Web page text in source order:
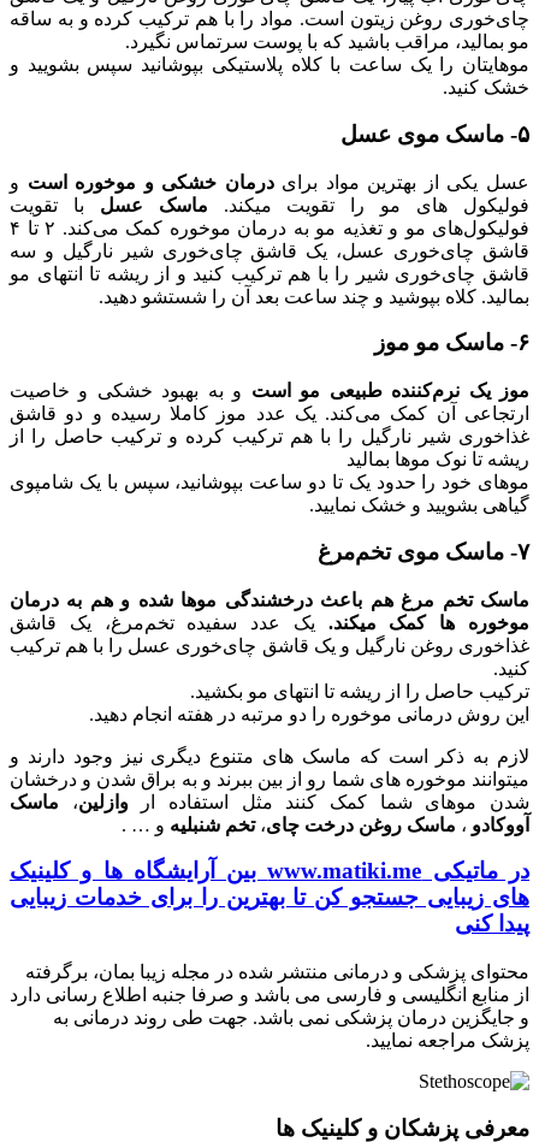
چای‌خوری روغن‌ زیتون است. مواد را با هم ترکیب کرده و به ساقه
مو بمالید، مراقب باشید که با پوست سرتماس نگیرد.
موهایتان را یک ساعت با کلاه پلاستیکی بپوشانید سپس بشویید و
خشک کنید.
۵- ماسک موی عسل
عسل یکی از بهترین مواد برای درمان خشکی و موخوره است و
فولیکول های مو را تقویت میکند. ماسک عسل با تقویت
فولیکول‌های مو و تغذیه مو به درمان موخوره کمک می‌کند. ۲ تا ۴
قاشق چای‌خوری عسل، یک قاشق چای‌خوری شیر نارگیل و سه
قاشق چای‌خوری شیر را با هم ترکیب کنید و از ریشه تا انتهای مو
بمالید. کلاه بپوشید و چند ساعت بعد آن را شستشو دهید.
۶- ماسک مو موز
موز یک نرم‌کننده طبیعی مو‌ است و به بهبود خشکی و خاصیت
ارتجاعی آن کمک می‌کند. یک عدد موز کاملا رسیده و دو قاشق
غذاخوری شیر نارگیل را با هم ترکیب کرده و ترکیب حاصل را از
ریشه تا نوک موها بمالید
موهای خود را حدود یک تا دو ساعت بپوشانید، سپس با یک شامپوی
گیاهی بشویید و خشک نمایید.
۷- ماسک موی تخم‌مرغ
ماسک تخم مرغ هم باعث درخشندگی موها شده و هم به درمان
موخوره ها کمک میکند. یک عدد سفیده تخم‌مرغ، یک قاشق
غذاخوری روغن نارگیل و یک قاشق چای‌خوری عسل را با هم ترکیب
کنید.
ترکیب حاصل را از ریشه تا انتهای مو بکشید.
این روش درمانی موخوره را دو مرتبه در هفته انجام دهید.
لازم به ذکر است که ماسک های متنوع دیگری نیز وجود دارند و
میتوانند موخوره های شما رو از بین ببرند و به براق شدن و درخشان
شدن موهای شما کمک کنند مثل استفاده اروازلین، ماسک
آووکادو ، ماسک روغن درخت چای،تخم شنبلیه و … .
در ماتیکی www.matiki.me بین آرایشگاه ها و کلینیک
های زیبایی جستجو کن تا بهترین را برای خدمات زیبایی
پیدا کنی
محتوای پزشکی و درمانی منتشر شده در مجله زیبا بمان، برگرفته
از منابع انگلیسی و فارسی می باشد و صرفا جنبه اطلاع رسانی دارد
و جایگزین درمان پزشکی نمی باشد. جهت طی روند درمانی به
پزشک مراجعه نمایید.
معرفی پزشکان و کلینیک ها